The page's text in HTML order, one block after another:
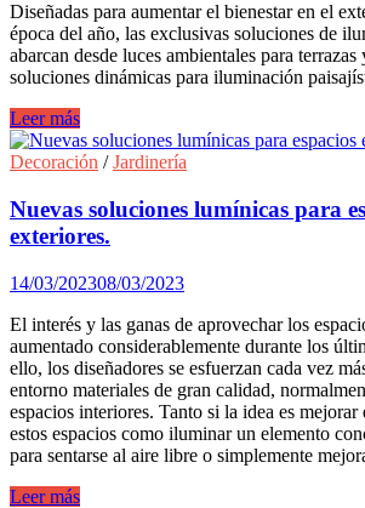
Diseñadas para aumentar el bienestar en el
época del año, las exclusivas soluciones de
abarcan desde luces ambientales para terrazas
soluciones dinámicas para iluminación
Soluciones
de
iluminación
exteriores:
una
atmósfera
para
cada
estación.
Leer más
Decoración /Jardinería
Nuevas soluciones lumínicas para
exteriores.
14/03/202308/03/2023
El interés y las ganas de aprovechar los
aumentado considerablemente durante los
ello, los diseñadores se esfuerzan cada vez
entorno materiales de gran calidad,
espacios interiores. Tanto si la idea es mejorar
estos espacios como iluminar un elemento
para sentarse al aire libre o simplemente
Nuevas
Leer más